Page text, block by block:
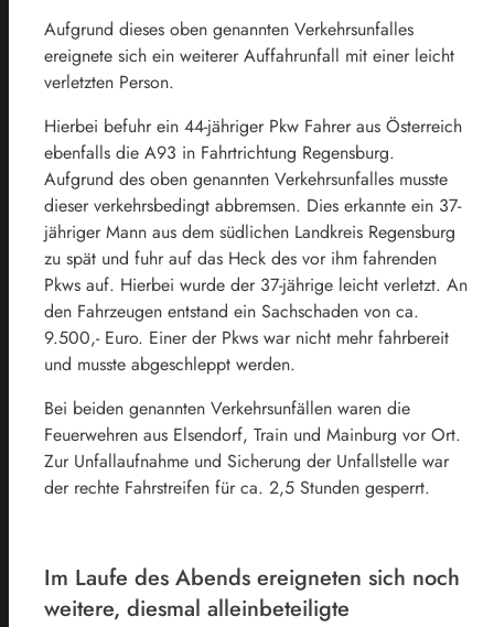
Aufgrund dieses oben genannten Verkehrsunfalles
ereignete sich ein weiterer Auffahrunfall mit einer leicht
verletzten Person.
Hierbei befuhr ein 44-jähriger Pkw Fahrer aus Österreich
ebenfalls die A93 in Fahrtrichtung Regensburg.
Aufgrund des oben genannten Verkehrsunfalles musste
dieser verkehrsbedingt abbremsen. Dies erkannte ein 37-
jähriger Mann aus dem südlichen Landkreis Regensburg
zu spät und fuhr auf das Heck des vor ihm fahrenden
Pkws auf. Hierbei wurde der 37-jährige leicht verletzt. An
den Fahrzeugen entstand ein Sachschaden von ca.
9.500,- Euro. Einer der Pkws war nicht mehr fahrbereit
und musste abgeschleppt werden.
Bei beiden genannten Verkehrsunfällen waren die
Feuerwehren aus Elsendorf, Train und Mainburg vor Ort.
Zur Unfallaufnahme und Sicherung der Unfallstelle war
der rechte Fahrstreifen für ca. 2,5 Stunden gesperrt.
Im Laufe des Abends ereigneten sich noch
weitere, diesmal alleinbeteiligte